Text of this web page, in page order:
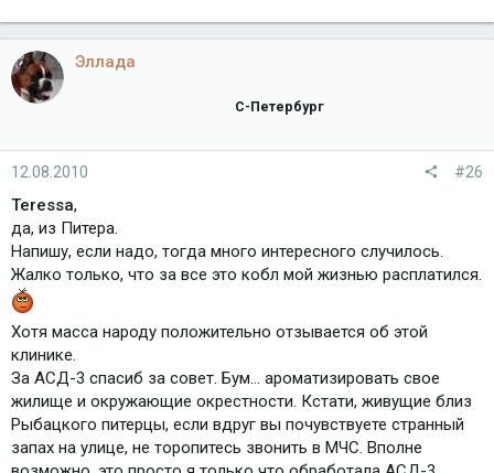
Эллада
С-Петербург
12.08.2010 #26
Teressa,
да, из Питера.
Напишу, если надо, тогда много интересного случилось.
Жалко только, что за все это кобл мой жизнью расплатился.
Хотя масса народу положительно отзывается об этой
клинике.
За АСД-3 спасиб за совет. Бум... ароматизировать свое
жилище и окружающие окрестности. Кстати, живущие близ
Рыбацкого питерцы, если вдруг вы почувствуете странный
запах на улице, не торопитесь звонить в МЧС. Вполне